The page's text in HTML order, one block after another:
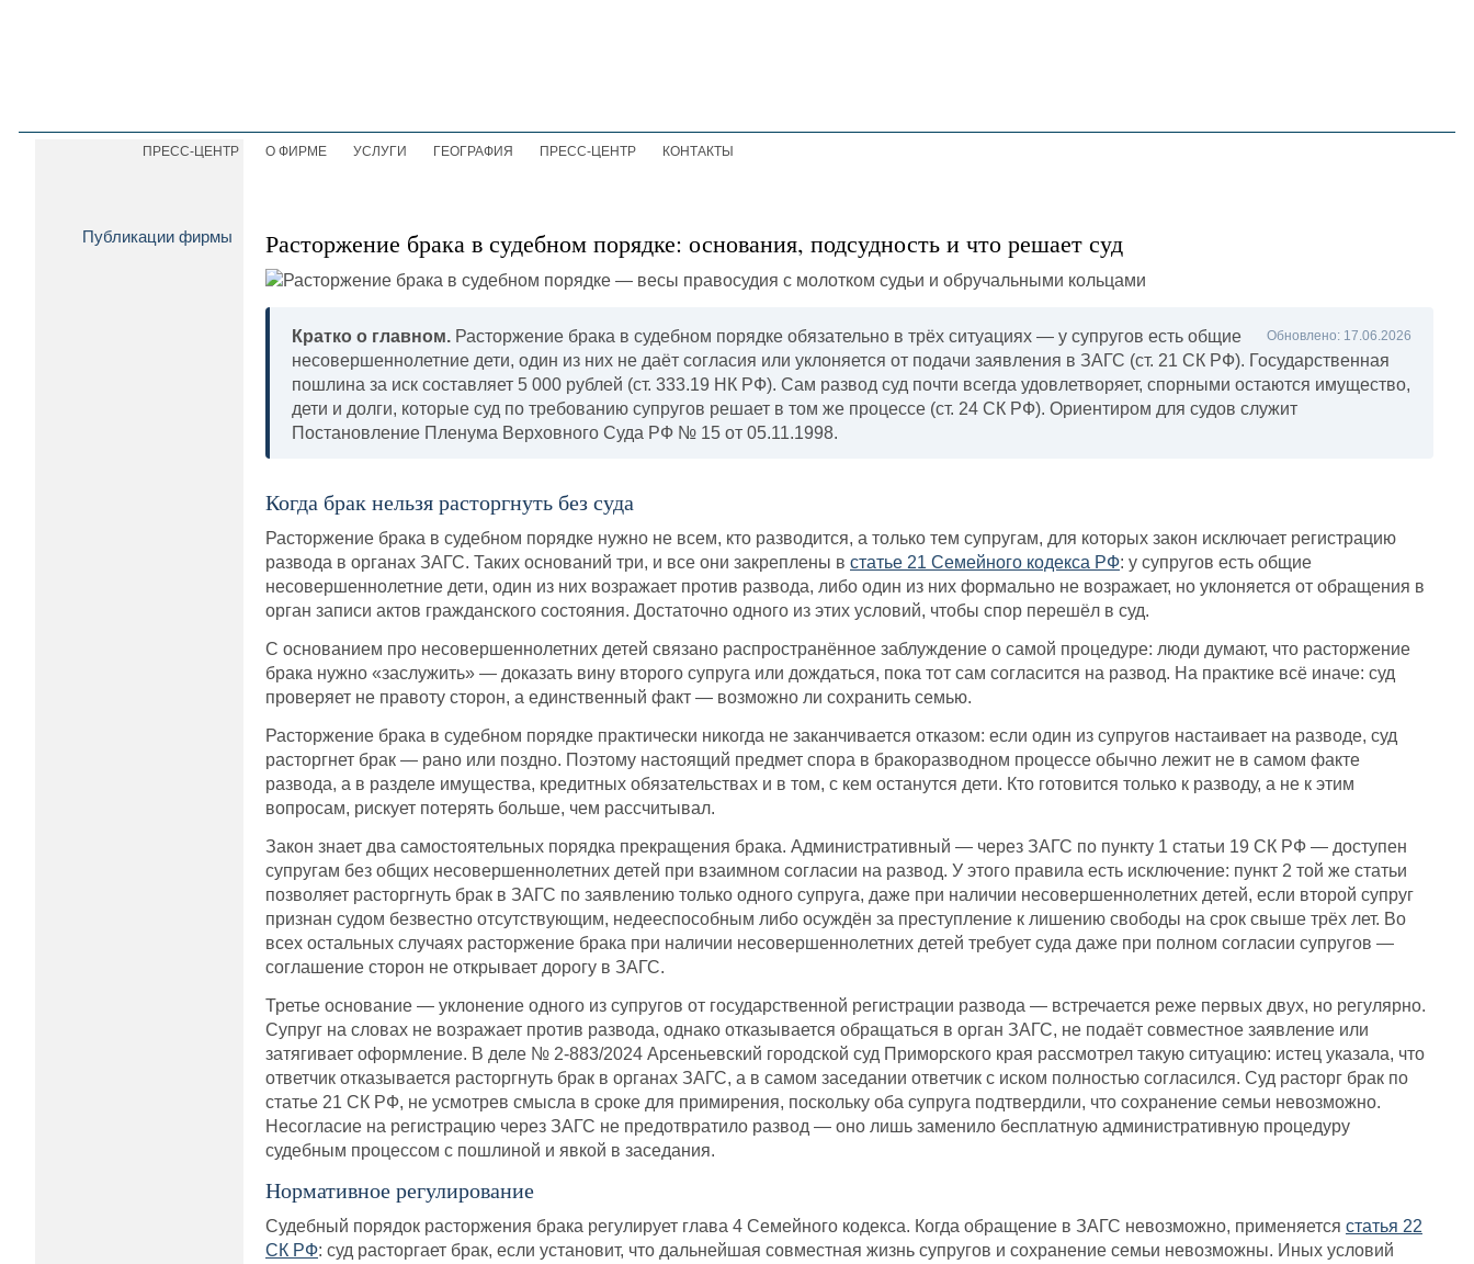
О ФИРМЕ УСЛУГИ ГЕОГРАФИЯ ПРЕСС-ЦЕНТР КОНТАКТЫ
Расторжение брака в судебном порядке: основания, подсудность и что решает суд
Обновлено: 17.06.2026
Кратко о главном. Расторжение брака в судебном порядке обязательно в трёх ситуациях — у супругов есть общие
несовершеннолетние дети, один из них не даёт согласия или уклоняется от подачи заявления в ЗАГС (ст. 21 СК РФ). Государственная
пошлина за иск составляет 5 000 рублей (ст. 333.19 НК РФ). Сам развод суд почти всегда удовлетворяет, спорными остаются имущество,
дети и долги, которые суд по требованию супругов решает в том же процессе (ст. 24 СК РФ). Ориентиром для судов служит
Постановление Пленума Верховного Суда РФ № 15 от 05.11.1998.
Когда брак нельзя расторгнуть без суда
Расторжение брака в судебном порядке нужно не всем, кто разводится, а только тем супругам, для которых закон исключает регистрацию
развода в органах ЗАГС. Таких оснований три, и все они закреплены в статье 21 Семейного кодекса РФ: у супругов есть общие
несовершеннолетние дети, один из них возражает против развода, либо один из них формально не возражает, но уклоняется от обращения в
орган записи актов гражданского состояния. Достаточно одного из этих условий, чтобы спор перешёл в суд.
С основанием про несовершеннолетних детей связано распространённое заблуждение о самой процедуре: люди думают, что расторжение
брака нужно «заслужить» — доказать вину второго супруга или дождаться, пока тот сам согласится на развод. На практике всё иначе: суд
проверяет не правоту сторон, а единственный факт — возможно ли сохранить семью.
Расторжение брака в судебном порядке практически никогда не заканчивается отказом: если один из супругов настаивает на разводе, суд
расторгнет брак — рано или поздно. Поэтому настоящий предмет спора в бракоразводном процессе обычно лежит не в самом факте
развода, а в разделе имущества, кредитных обязательствах и в том, с кем останутся дети. Кто готовится только к разводу, а не к этим
вопросам, рискует потерять больше, чем рассчитывал.
Закон знает два самостоятельных порядка прекращения брака. Административный — через ЗАГС по пункту 1 статьи 19 СК РФ — доступен
супругам без общих несовершеннолетних детей при взаимном согласии на развод. У этого правила есть исключение: пункт 2 той же статьи
позволяет расторгнуть брак в ЗАГС по заявлению только одного супруга, даже при наличии несовершеннолетних детей, если второй супруг
признан судом безвестно отсутствующим, недееспособным либо осуждён за преступление к лишению свободы на срок свыше трёх лет. Во
всех остальных случаях расторжение брака при наличии несовершеннолетних детей требует суда даже при полном согласии супругов —
соглашение сторон не открывает дорогу в ЗАГС.
Третье основание — уклонение одного из супругов от государственной регистрации развода — встречается реже первых двух, но регулярно.
Супруг на словах не возражает против развода, однако отказывается обращаться в орган ЗАГС, не подаёт совместное заявление или
затягивает оформление. В деле № 2-883/2024 Арсеньевский городской суд Приморского края рассмотрел такую ситуацию: истец указала, что
ответчик отказывается расторгнуть брак в органах ЗАГС, а в самом заседании ответчик с иском полностью согласился. Суд расторг брак по
статье 21 СК РФ, не усмотрев смысла в сроке для примирения, поскольку оба супруга подтвердили, что сохранение семьи невозможно.
Несогласие на регистрацию через ЗАГС не предотвратило развод — оно лишь заменило бесплатную административную процедуру
судебным процессом с пошлиной и явкой в заседания.
Нормативное регулирование
Судебный порядок расторжения брака регулирует глава 4 Семейного кодекса. Когда обращение в ЗАГС невозможно, применяется статья 22
СК РФ: суд расторгает брак, если установит, что дальнейшая совместная жизнь супругов и сохранение семьи невозможны. Иных условий
ПРЕСС-ЦЕНТР
Публикации фирмы